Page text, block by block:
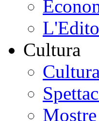
Cultura
Cultura
Mostre